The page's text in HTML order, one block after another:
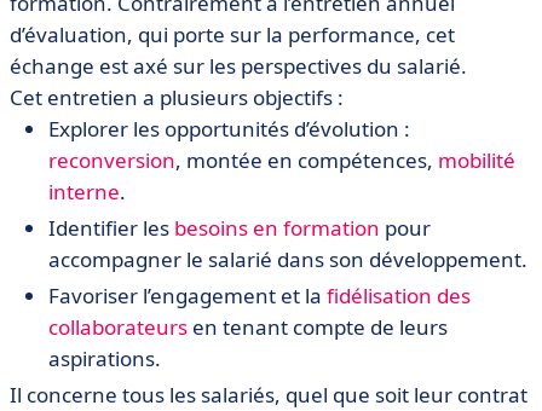
d’évaluation, qui porte sur la performance, cet
échange est axé sur les perspectives du salarié.
Cet entretien a plusieurs objectifs :
Explorer les opportunités d’évolution :
reconversion, montée en compétences, mobilité
interne.
Identifier les besoins en formation pour
accompagner le salarié dans son développement.
Favoriser l’engagement et la fidélisation des
collaborateurs en tenant compte de leurs
aspirations.
Il concerne tous les salariés, quel que soit leur contrat